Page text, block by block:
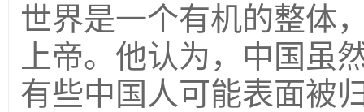
世界是一个有机的整体
上帝。他认为，中国虽
有些中国人可能表面被